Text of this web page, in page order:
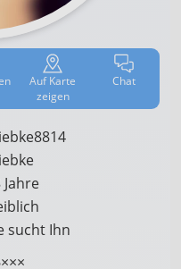
AufKarte
zeigen
Chat
Jahre
sucht Ihn